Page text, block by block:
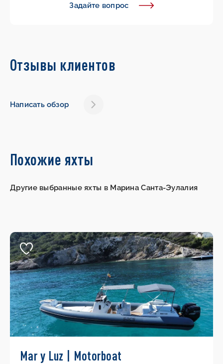
Задайте вопрос
Отзывы клиентов
Написать обзор
Похожие яхты
Другие выбранные яхты в Марина Санта-Эулалия
Mar y Luz | Motorboat